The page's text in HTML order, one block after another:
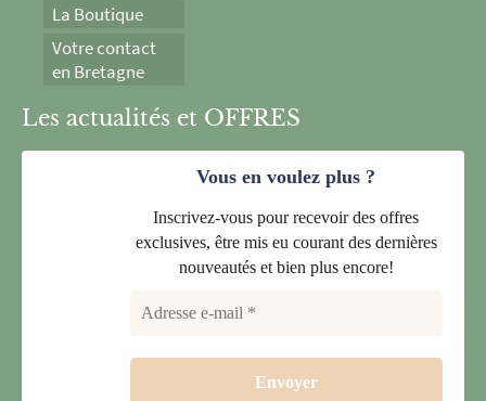
La Boutique
Votre contact
en Bretagne
Les actualités et OFFRES
Vous en voulez plus ?
Inscrivez-vous pour recevoir des offres
exclusives, être mis eu courant des dernières
nouveautés et bien plus encore!